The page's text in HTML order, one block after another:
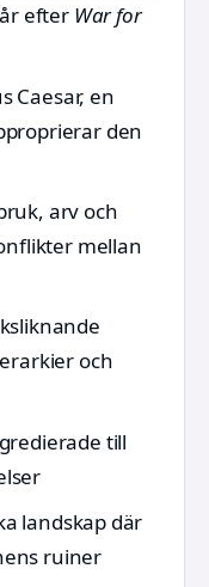
efter War for
Caesar, en
den
arv och
mellan
och
till
landskap där
ruiner